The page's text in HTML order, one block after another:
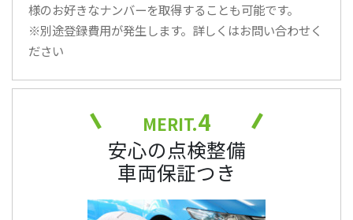
様のお好きなナンバーを取得することも可能です。
※別途登録費用が発生します。詳しくはお問い合わせく
ださい
MERIT.4
安心の点検整備
車両保証つき